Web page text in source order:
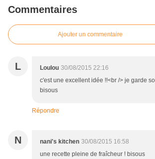
Commentaires
Ajouter un commentaire
L Loulou 30/08/2015 22:16
c'est une excellent idée !!<br /> je garde
bisous
Répondre
N nani's kitchen 30/08/2015 16:58
une recette pleine de fraîcheur ! bisous